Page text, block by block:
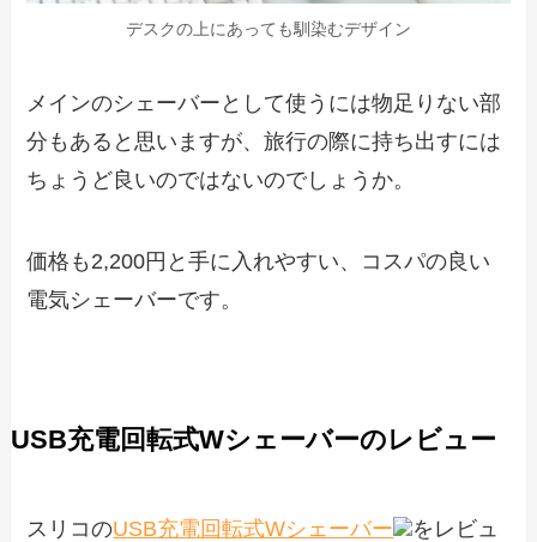
デスクの上にあっても馴染むデザイン
メインのシェーバーとして使うには物足りない部
分もあると思いますが、旅行の際に持ち出すには
ちょうど良いのではないのでしょうか。
価格も2,200円と手に入れやすい、コスパの良い
電気シェーバーです。
USB充電回転式Wシェーバーのレビュー
スリコのUSB充電回転式Wシェーバー
をレビュ